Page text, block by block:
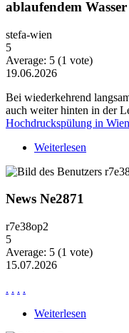
ablaufendem Wasser
stefa-wien
5
Average: 5 (1 vote)
19.06.2026
Bei wiederkehrend
auch weiter hinten in der
Hochdruckspülung in Wien
Weiterlesen
News Ne2871
r7e38op2
5
Average: 5 (1 vote)
15.07.2026
. . . .
Weiterlesen